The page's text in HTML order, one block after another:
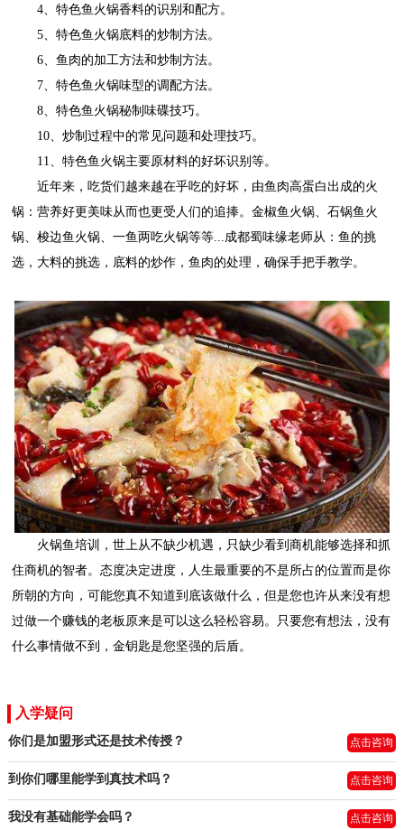
4、特色鱼火锅香料的识别和配方。
5、特色鱼火锅底料的炒制方法。
6、鱼肉的加工方法和炒制方法。
7、特色鱼火锅味型的调配方法。
8、特色鱼火锅秘制味碟技巧。
10、炒制过程中的常见问题和处理技巧。
11、特色鱼火锅主要原材料的好坏识别等。
近年来，吃货们越来越在乎吃的好坏，由鱼肉高蛋白出成的火
锅：营养好更美味从而也更受人们的追捧。金椒鱼火锅、石锅鱼火
锅、梭边鱼火锅、一鱼两吃火锅等等...成都蜀味缘老师从：鱼的挑
选，大料的挑选，底料的炒作，鱼肉的处理，确保手把手教学。
火锅鱼培训，世上从不缺少机遇，只缺少看到商机能够选择和抓
住商机的智者。态度决定进度，人生最重要的不是所占的位置而是你
所朝的方向，可能您真不知道到底该做什么，但是您也许从来没有想
过做一个赚钱的老板原来是可以这么轻松容易。只要您有想法，没有
什么事情做不到，金钥匙是您坚强的后盾。
入学疑问
你们是加盟形式还是技术传授？ 点击咨询
到你们哪里能学到真技术吗？ 点击咨询
我没有基础能学会吗？ 点击咨询